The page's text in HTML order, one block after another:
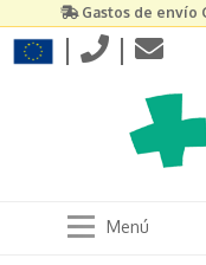
Gastos de envío
| |
Menú